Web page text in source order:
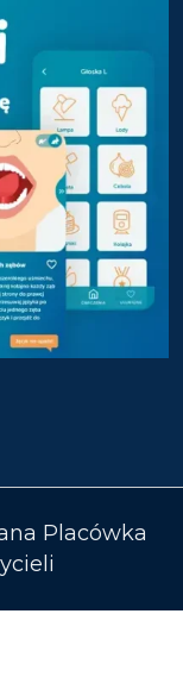
Placówka